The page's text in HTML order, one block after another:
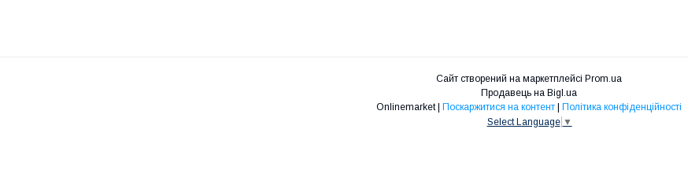
Сайт створений на маркетплейсі Prom.ua
Продавець на Bigl.ua
Onlinemarket | Поскаржитися на контент | Політика конфіденційності
Select Language ▼